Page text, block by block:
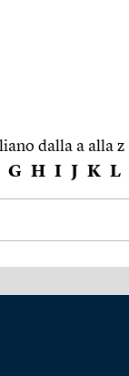
dalla a alla z
G H I J K L